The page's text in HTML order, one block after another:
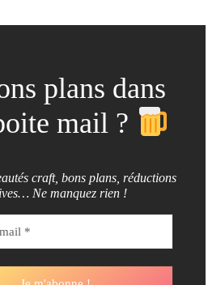
plans dans
mail ?
craft, bons plans, réductions
Ne manquez rien !